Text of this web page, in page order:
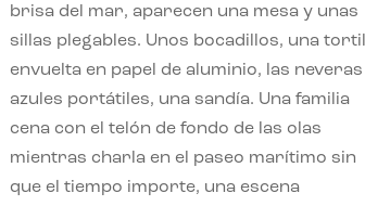
brisa del mar, aparecen una mesa y unas
sillas plegables. Unos bocadillos, una
envuelta en papel de aluminio, las neveras
azules portátiles, una sandía. Una familia
cena con el telón de fondo de las olas
mientras charla en el paseo marítimo sin
que el tiempo importe, una escena